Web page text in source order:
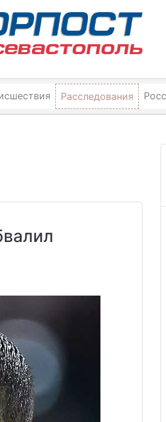
Расследования